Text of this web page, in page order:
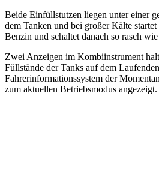
Beide Einfüllstutzen liegen unter einer
dem Tanken und bei großer Kälte
Benzin und schaltet danach so rasch
Zwei Anzeigen im Kombiinstrument
Füllstände der Tanks auf dem
Fahrerinformationssystem der
zum aktuellen Betriebsmodus